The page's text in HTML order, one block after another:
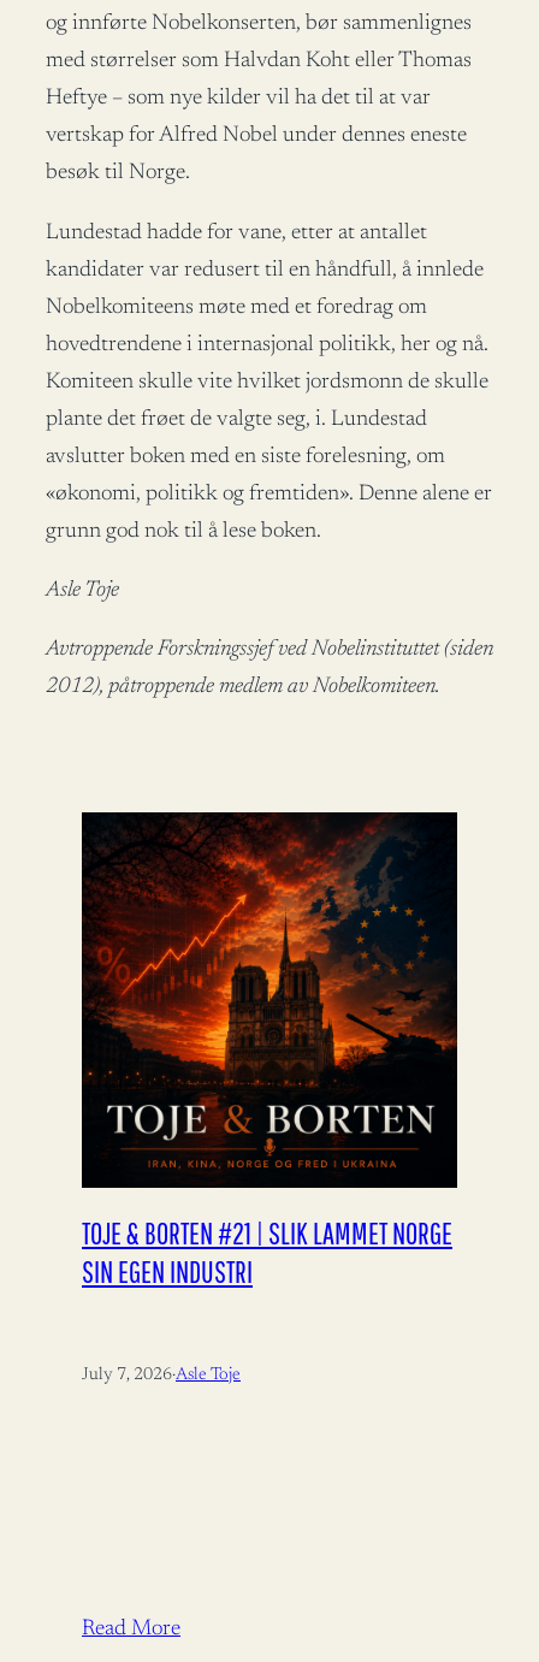
og innførte Nobelkonserten, bør sammenlignes
med størrelser som Halvdan Koht eller Thomas
Heftye – som nye kilder vil ha det til at var
vertskap for Alfred Nobel under dennes eneste
besøk til Norge.
Lundestad hadde for vane, etter at antallet
kandidater var redusert til en håndfull, å innlede
Nobelkomiteens møte med et foredrag om
hovedtrendene i internasjonal politikk, her og nå.
Komiteen skulle vite hvilket jordsmonn de skulle
plante det frøet de valgte seg, i. Lundestad
avslutter boken med en siste forelesning, om
«økonomi, politikk og fremtiden». Denne alene er
grunn god nok til å lese boken.
Asle Toje
Avtroppende Forskningssjef ved Nobelinstituttet (siden
2012), påtroppende medlem av Nobelkomiteen.
TOJE & BORTEN #21 | SLIK LAMMET NORGE
SIN EGEN INDUSTRI
July 7, 2026·Asle Toje
Read More